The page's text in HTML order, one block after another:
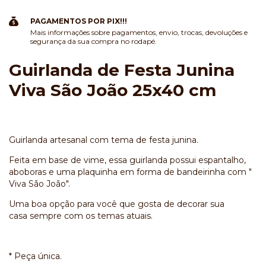
PAGAMENTOS POR PIX!!!
Mais informações sobre pagamentos, envio, trocas, devoluções e
segurança da sua compra no rodapé.
Guirlanda de Festa Junina
Viva São João 25x40 cm
Guirlanda artesanal com tema de festa junina.
Feita em base de vime, essa guirlanda possui espantalho,
aboboras e uma plaquinha em forma de bandeirinha com "
Viva São João".
Uma boa opção para você que gosta de decorar sua
casa sempre com os temas atuais.
* Peça única.